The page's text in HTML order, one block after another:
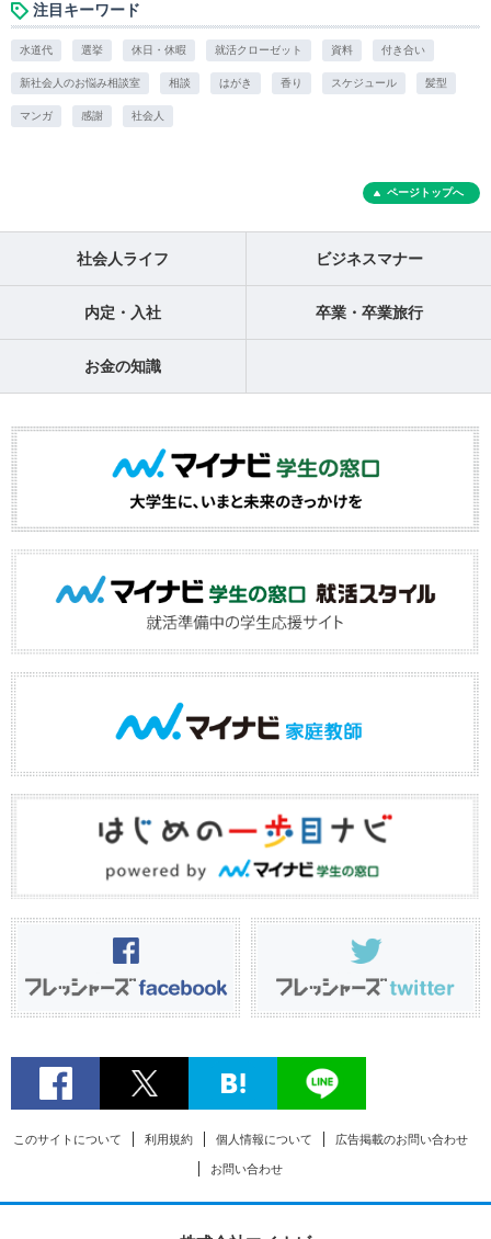
注目キーワード
水道代 選挙 休日・休暇 就活クローゼット 資料 付き合い
新社会人のお悩み相談室 相談 はがき 香り スケジュール 髪型
マンガ 感謝 社会人
ページトップへ
社会人ライフ ビジネスマナー
内定・入社 卒業・卒業旅行
お金の知識
このサイトについて 利用規約 個人情報について 広告掲載のお問い合わせ
お問い合わせ